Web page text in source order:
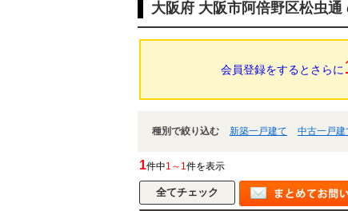
大阪府 大阪市阿倍野区松虫通
会員登録をするとさらに
種別で絞り込む 新築一戸建て 中古一戸建
1件中1～1件を表示